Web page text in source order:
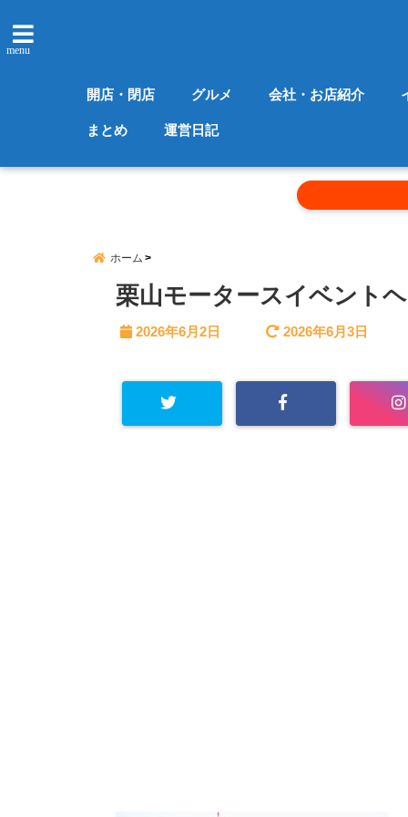
menu
開店・閉店 グルメ 会社・お店紹介
まとめ 運営日記
ホーム
栗山モータースイベント
2026年6月2日 2026年6月3日